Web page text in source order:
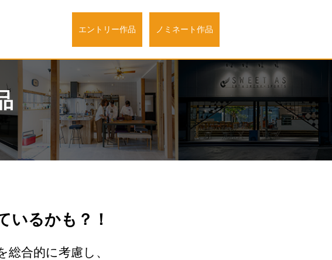
エントリー作品 ノミネート作品
いるかも？！
合的に考慮し、